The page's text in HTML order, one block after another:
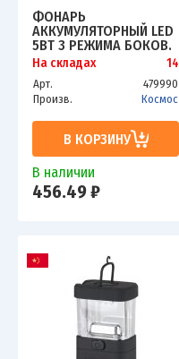
ФОНАРЬ
АККУМУЛЯТОРНЫЙ LED
5ВТ 3 РЕЖИМА БОКОВ.
ПАНЕЛЬ COB 2ВТ ЗУ
КОСМОС
KOCAC7035WLED
На складах 14
Арт.
479990
Произв.
Космос
В КОРЗИНУ
В наличии
456.49 ₽